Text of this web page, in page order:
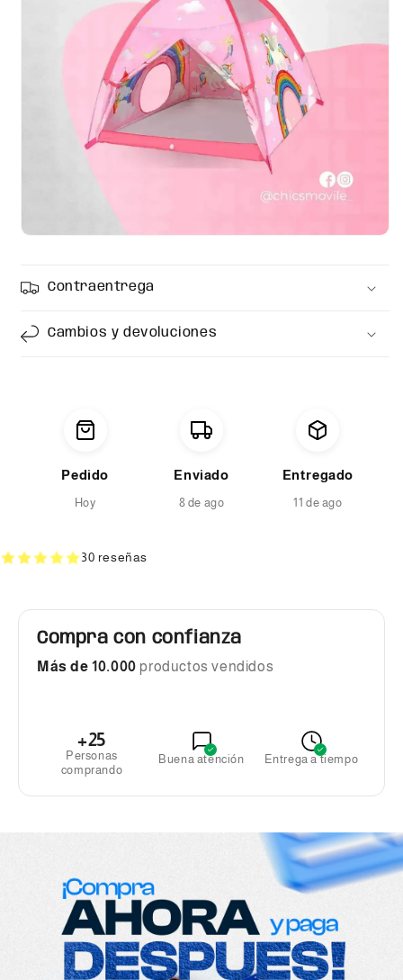
Contraentrega
Cambios y devoluciones
Pedido
Hoy
Enviado
8 de ago
Entregado
11 de ago
30 reseñas
Compra con confianza
Más de 10.000 productos vendidos
+25
Personas
comprando
Buena atención Entrega a tiempo